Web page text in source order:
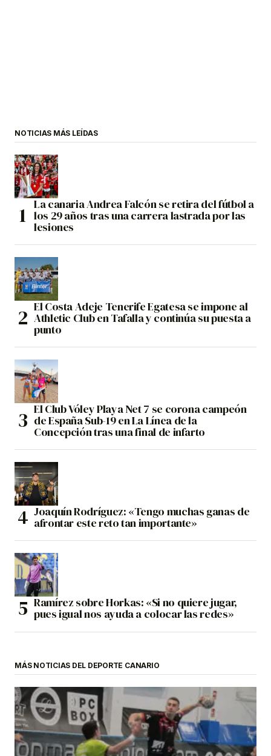
NOTICIAS MÁS LEÍDAS
La canaria Andrea Falcón se retira del fútbol a
los 29 años tras una carrera lastrada por las
lesiones
El Costa Adeje Tenerife Egatesa se impone al
Athletic Club en Tafalla y continúa su puesta a
punto
El Club Vóley Playa Net 7 se corona campeón
de España Sub-19 en La Línea de la
Concepción tras una final de infarto
Joaquín Rodríguez: «Tengo muchas ganas de
afrontar este reto tan importante»
Ramírez sobre Horkas: «Si no quiere jugar,
pues igual nos ayuda a colocar las redes»
MÁS NOTICIAS DEL DEPORTE CANARIO